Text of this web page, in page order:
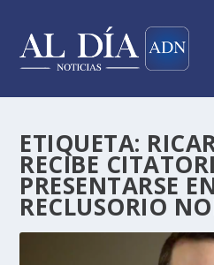
ETIQUETA:
RECIBE
PRESENTARSE
RECLUSORIO